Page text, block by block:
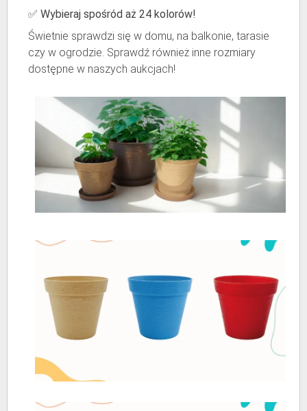
✅ Wybieraj spośród aż 24 kolorów!
Świetnie sprawdzi się w domu, na balkonie, tarasie
czy w ogrodzie. Sprawdź również inne rozmiary
dostępne w naszych aukcjach!